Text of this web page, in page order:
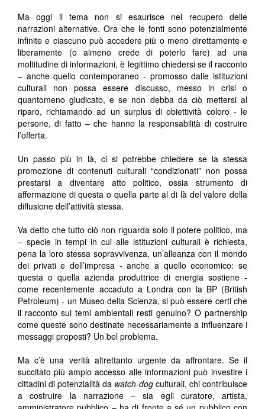
Ma oggi il tema non si esaurisce nel recupero delle
narrazioni alternative. Ora che le fonti sono potenzialmente
infinite e ciascuno può accedere più o meno direttamente e
liberamente (o almeno crede di poterlo fare) ad una
moltitudine di informazioni, è legittimo chiedersi se il racconto
– anche quello contemporaneo - promosso dalle istituzioni
culturali non possa essere discusso, messo in crisi o
quantomeno giudicato, e se non debba da ciò mettersi al
riparo, richiamando ad un surplus di obiettività coloro - le
persone, di fatto – che hanno la responsabilità di costruire
l’offerta.
Un passo più in là, ci si potrebbe chiedere se la stessa
promozione di contenuti culturali “condizionati” non possa
prestarsi a diventare atto politico, ossia strumento di
affermazione di questa o quella parte al di là del valore della
diffusione dell’attività stessa.
Va detto che tutto ciò non riguarda solo il potere politico, ma
– specie in tempi in cui alle istituzioni culturali è richiesta,
pena la loro stessa sopravvivenza, un’alleanza con il mondo
dei privati e dell’impresa - anche a quello economico: se
questa o quella azienda produttrice di energia sostiene -
come recentemente accaduto a Londra con la BP (British
Petroleum) - un Museo della Scienza, si può essere certi che
il racconto sui temi ambientali resti genuino? O partnership
come queste sono destinate necessariamente a influenzare i
messaggi proposti? Un bel problema.
Ma c’è una verità altrettanto urgente da affrontare. Se il
succitato più ampio accesso alle informazioni può investire i
cittadini di potenzialità da watch-dog culturali, chi contribuisce
a costruire la narrazione – sia egli curatore, artista,